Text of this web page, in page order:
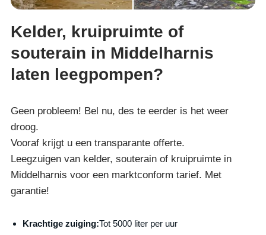
Kelder, kruipruimte of
souterain in Middelharnis
laten leegpompen?
Geen probleem! Bel nu, des te eerder is het weer
droog.
Vooraf krijgt u een transparante offerte.
Leegzuigen van kelder, souterain of kruipruimte in
Middelharnis voor een marktconform tarief. Met
garantie!
Krachtige zuiging:Tot 5000 liter per uur